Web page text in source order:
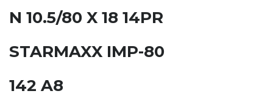
N 10.5/80 X 18 14PR
STARMAXX IMP-80
142 A8